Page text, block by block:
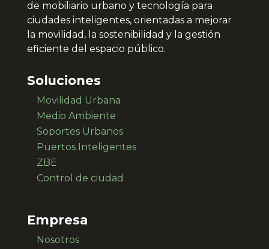
de mobiliario urbano y tecnología para
ciudades inteligentes, orientadas a mejorar
la movilidad, la sostenibilidad y la gestión
eficiente del espacio público.
Soluciones
Movilidad Urbana
Medio Ambiente
Soportes Urbanos
Puertos Inteligentes
ZBE
Control de ciudad
Empresa
Nosotros